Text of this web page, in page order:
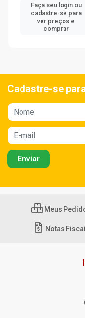
Faça seu login ou
cadastre-se para
ver preços e
comprar
Cadastre-se
Meus
Notas